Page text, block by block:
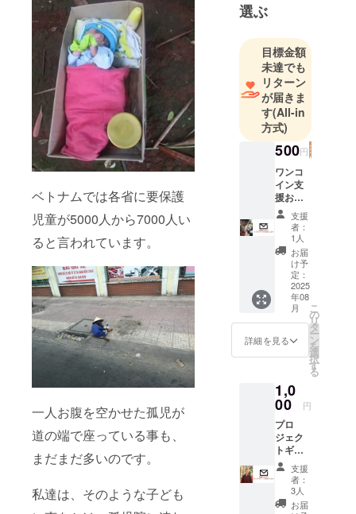
ベトナムでは各省に要保護
児童が5000人から7000人い
ると言われています。
一人お腹を空かせた孤児が
道の端で座っている事も、
まだまだ多いのです。
私達は、そのような子ども
選ぶ
目標金額
未達でも
リターン
が届きま
す(All-in
方式)
500円
ワンコ
イン支
援お願
いしま
す。サ
ンクス
メール
送りま
す。 使
わなく
なった
中古パ
ソコ
ン、バ
ドミン
ト、古
着など
頂ける
ようで
あれ
ば、個
別に
メッ
セージ
してく
支援
者：
1人
お届
け予
定：
2025
年08
月
詳細を見る
こ
の
リ
タ
ー
ン
を
選
択
す
る
1,0
00 円
プロ
ジェク
トギ
バー参
加者と
して、
名前か
支援
者：
3人
お届